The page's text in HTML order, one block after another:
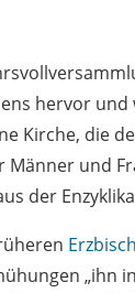
hervor
Kirche, die
und
der
„ihn